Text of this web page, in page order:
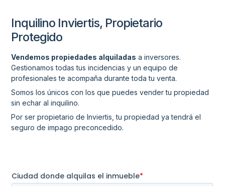
Inquilino Inviertis, Propietario
Protegido
Vendemos propiedades alquiladas a inversores.
Gestionamos todas tus incidencias y un equipo de
profesionales te acompaña durante toda tu venta.
Somos los únicos con los que puedes vender tu propiedad
sin echar al inquilino.
Por ser propietario de Inviertis, tu propiedad ya tendrá el
seguro de impago preconcedido.